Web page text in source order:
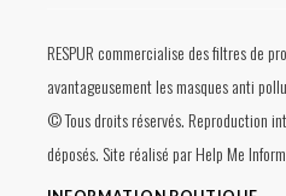
RESPUR commercialise des filtres de
avantageusement les masques anti
© Tous droits réservés. Reproduction
déposés. Site réalisé parHelp Me